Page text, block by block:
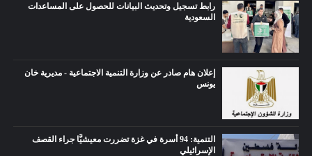
رابط تسجيل وتحديث البيانات للحصول على المساعدات
السعودية
إعلان هام صادر عن وزارة التنمية الاجتماعية - مديرية خان
يونس
التنمية: 94 أسرة في غزة تضررت معيشيًّا جراء القصف
الإسرائيلي